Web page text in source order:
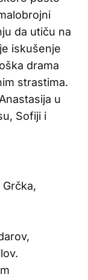
da utiču na
iskušenje
drama
strastima.
u
Sofiji i
Grčka,